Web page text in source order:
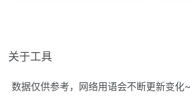
关于工具
数据仅供参考，网络用语会不断更新变化~